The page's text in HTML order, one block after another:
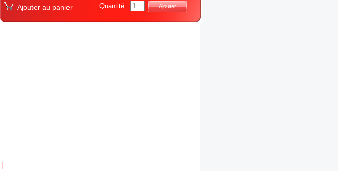
Ajouter au panier Quantité : Ajouter